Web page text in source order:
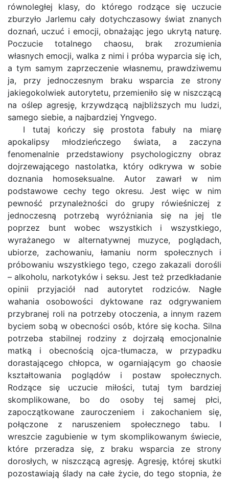
równoległej klasy, do którego rodzące się uczucie
zburzyło Jarlemu cały dotychczasowy świat znanych
doznań, uczuć i emocji, obnażając jego ukrytą naturę.
Poczucie totalnego chaosu, brak zrozumienia
własnych emocji, walka z nimi i próba wyparcia się ich,
a tym samym zaprzeczenie własnemu, prawdziwemu
ja, przy jednoczesnym braku wsparcia ze strony
jakiegokolwiek autorytetu, przemieniło się w niszczącą
na oślep agresję, krzywdzącą najbliższych mu ludzi,
samego siebie, a najbardziej Yngvego.
I tutaj kończy się prostota fabuły na miarę
apokalipsy młodzieńczego świata, a zaczyna
fenomenalnie przedstawiony psychologiczny obraz
dojrzewającego nastolatka, który odkrywa w sobie
doznania homoseksualne. Autor zawarł w nim
podstawowe cechy tego okresu. Jest więc w nim
pewność przynależności do grupy rówieśniczej z
jednoczesną potrzebą wyróżniania się na jej tle
poprzez bunt wobec wszystkich i wszystkiego,
wyrażanego w alternatywnej muzyce, poglądach,
ubiorze, zachowaniu, łamaniu norm społecznych i
próbowaniu wszystkiego tego, czego zakazali dorośli
– alkoholu, narkotyków i seksu. Jest też przedkładanie
opinii przyjaciół nad autorytet rodziców. Nagłe
wahania osobowości dyktowane raz odgrywaniem
przybranej roli na potrzeby otoczenia, a innym razem
byciem sobą w obecności osób, które się kocha. Silna
potrzeba stabilnej rodziny z dojrzałą emocjonalnie
matką i obecnością ojca-tłumacza, w przypadku
dorastającego chłopca, w ogarniającym go chaosie
kształtowania poglądów i postaw społecznych.
Rodzące się uczucie miłości, tutaj tym bardziej
skomplikowane, bo do osoby tej samej płci,
zapoczątkowane zauroczeniem i zakochaniem się,
połączone z naruszeniem społecznego tabu. I
wreszcie zagubienie w tym skomplikowanym świecie,
które przeradza się, z braku wsparcia ze strony
dorosłych, w niszczącą agresję. Agresję, której skutki
pozostawiają ślady na całe życie, do tego stopnia, że